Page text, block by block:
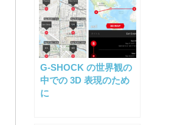
G-SHOCK の世界観の
中での 3D 表現のため
に